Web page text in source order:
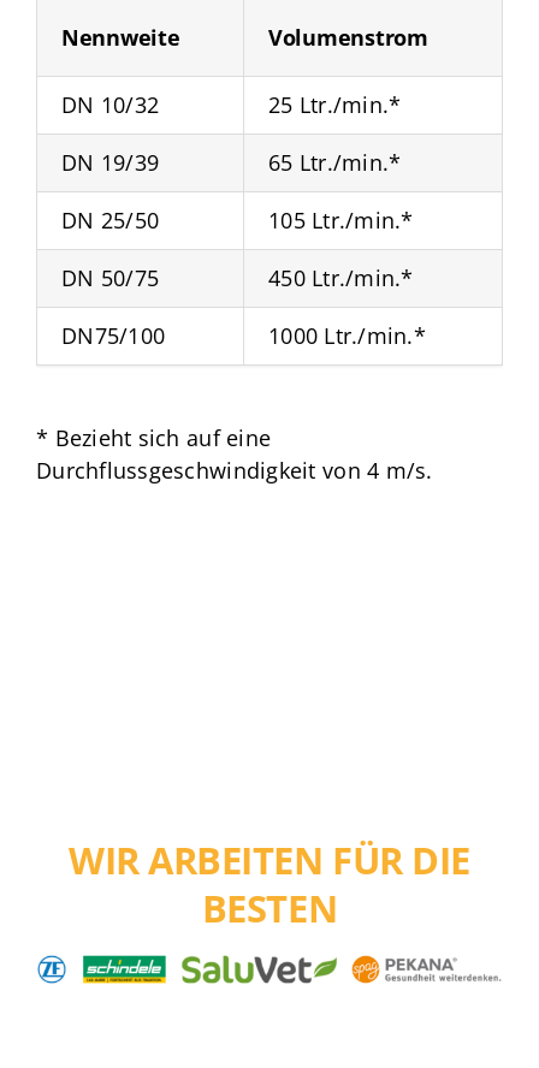
Nennweite Volumenstrom
DN 10/32
25 Ltr./min.*
DN 19/39
65 Ltr./min.*
DN 25/50
105 Ltr./min.*
DN 50/75
450 Ltr./min.*
DN75/100
1000 Ltr./min.*
* Bezieht sich auf eine
Durchflussgeschwindigkeit von 4 m/s.
WIR ARBEITEN FÜR DIE
BESTEN